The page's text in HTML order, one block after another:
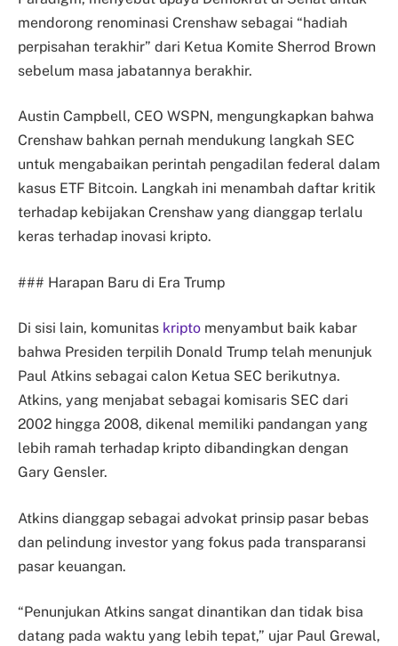
mendorong renominasi Crenshaw sebagai “hadiah
perpisahan terakhir” dari Ketua Komite Sherrod Brown
sebelum masa jabatannya berakhir.
Austin Campbell, CEO WSPN, mengungkapkan bahwa
Crenshaw bahkan pernah mendukung langkah SEC
untuk mengabaikan perintah pengadilan federal dalam
kasus ETF Bitcoin. Langkah ini menambah daftar kritik
terhadap kebijakan Crenshaw yang dianggap terlalu
keras terhadap inovasi kripto.
### Harapan Baru di Era Trump
Di sisi lain, komunitas kripto menyambut baik kabar
bahwa Presiden terpilih Donald Trump telah menunjuk
Paul Atkins sebagai calon Ketua SEC berikutnya.
Atkins, yang menjabat sebagai komisaris SEC dari
2002 hingga 2008, dikenal memiliki pandangan yang
lebih ramah terhadap kripto dibandingkan dengan
Gary Gensler.
Atkins dianggap sebagai advokat prinsip pasar bebas
dan pelindung investor yang fokus pada transparansi
pasar keuangan.
“Penunjukan Atkins sangat dinantikan dan tidak bisa
datang pada waktu yang lebih tepat,” ujar Paul Grewal,